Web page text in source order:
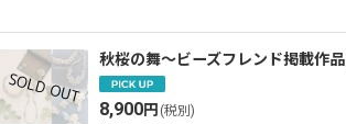
秋桜の舞〜ビーズフレンド掲載作品
8,900円 (税別)